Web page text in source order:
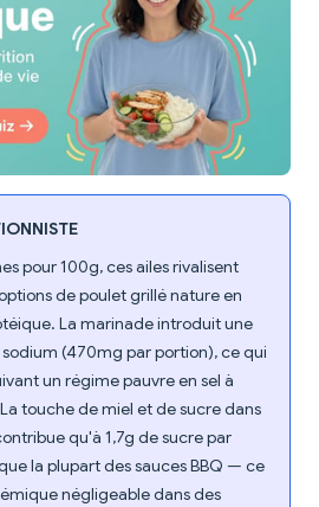
pour 100g, ces ailes rivalisent
de poulet grillé nature en
La marinade introduit une
(470mg par portion), ce qui
un régime pauvre en sel à
touche de miel et de sucre dans
qu'à 1,7g de sucre par
la plupart des sauces BBQ — ce
négligeable dans des